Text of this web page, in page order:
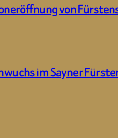
von
im Sayner